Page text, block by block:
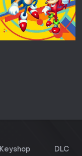
Keyshop DLC